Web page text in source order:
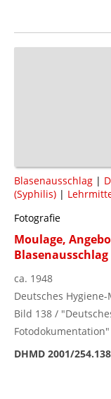
Blasenausschlag |
(Syphilis) |
Fotografie
Moulage,
ca. 1948
Deutsches
Bild 138 /
DHMD 2001/254.138